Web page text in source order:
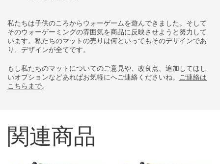
私たちは子供のころからウォーゲームを遊んできました。そして
そのウォーゲーミングの雰囲気を商品に反映させようと努力して
います。私たちのマットの売りは何といってもそのデザインであ
り、デザインが全てです。
もし私たちのマットについてのご意見や、改良点、追加してほし
いオプションなどあればお気軽にへご連絡くださいね。 ご連絡は
こちらまで。
関連商品